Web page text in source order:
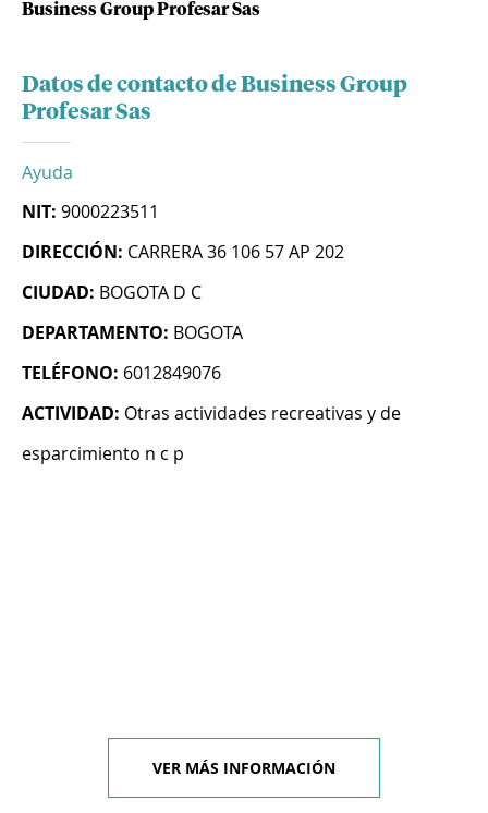
Business Group Profesar Sas
Datos de contacto de Business Group
Profesar Sas
Ayuda
NIT: 9000223511
DIRECCIÓN: CARRERA 36 106 57 AP 202
CIUDAD: BOGOTA D C
DEPARTAMENTO: BOGOTA
TELÉFONO: 6012849076
ACTIVIDAD: Otras actividades recreativas y de
esparcimiento n c p
VER MÁS INFORMACIÓN